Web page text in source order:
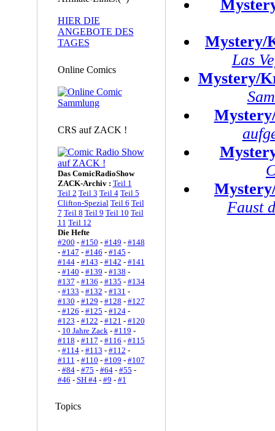
HIER DIE
ANGEBOTE DES
TAGES
Online Comics
CRS auf ZACK !
Das ComicRadioShow
ZACK-Archiv : Teil 1
Teil 2 Teil 3 Teil 4 Teil 5
Clifton-Spezial Teil 6 Teil
7 Teil 8 Teil 9 Teil 10 Teil
11 Teil 12
Die Hefte
#200 - #150 - #149 - #148
- #147 - #146 - #145 -
#144- #143 - #142 - #141
- #140 - #139 - #138 -
#137 - #136 - #135 - #134
- #133 - #132 - #131 -
#130 - #129 - #128 - #127
- #126 - #125 - #124-
#123 - #122 - #121 - #120
- 10 Jahre Zack- #119 -
#118 - #117 - #116 - #115
- #114- #113 - #112 -
#111 - #110 - #109 - #107
- #84- #75 - #64- #55 -
#46 - SH #4- #9 - #1
Topics
Mystery/
Las
Mystery/
Faust